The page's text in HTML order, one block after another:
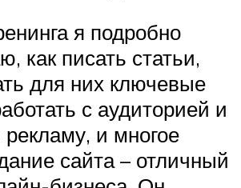
я подробно
как писать статьи,
для них ключевые
с аудиторией и
и многое
сайта – отличный